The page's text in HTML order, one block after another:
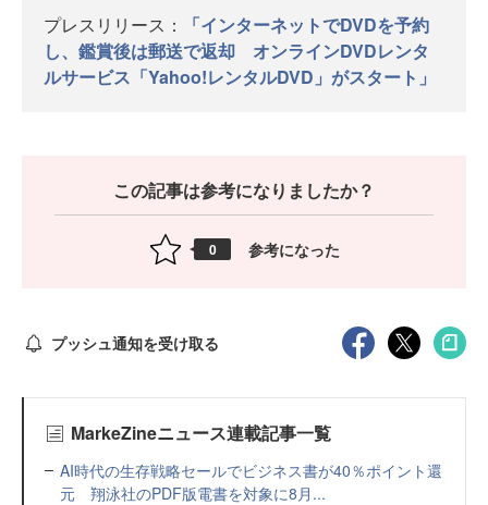
プレスリリース：
「インターネットでDVDを予約
し、鑑賞後は郵送で返却 オンラインDVDレンタ
ルサービス「Yahoo!レンタルDVD」がスタート」
この記事は参考になりましたか？
0 参考になった
プッシュ通知を受け取る
MarkeZineニュース連載記事一覧
AI時代の生存戦略セールでビジネス書が40％ポイント還
元 翔泳社のPDF版電書を対象に8月...